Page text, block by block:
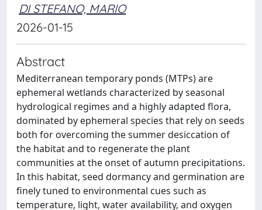
DI STEFANO, MARIO
2026-01-15
Abstract
Mediterranean temporary ponds (MTPs) are
ephemeral wetlands characterized by seasonal
hydrological regimes and a highly adapted flora,
dominated by ephemeral species that rely on seeds
both for overcoming the summer desiccation of
the habitat and to regenerate the plant
communities at the onset of autumn precipitations.
In this habitat, seed dormancy and germination are
finely tuned to environmental cues such as
temperature, light, water availability, and oxygen